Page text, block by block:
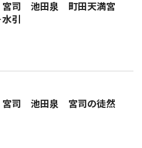
宮司 池田泉 町田天満宮
水引
宮司 池田泉 宮司の徒然